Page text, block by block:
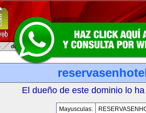
El dueño de este dominio lo
Mayusculas: